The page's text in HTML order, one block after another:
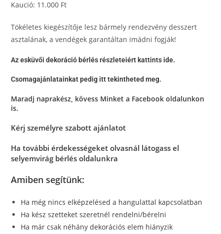
Kaució: 11.000 Ft
Tökéletes kiegészítője lesz bármely rendezvény desszert
asztalának, a vendégek garantáltan imádni fogják!
Az esküvői dekoráció bérlés részleteiért kattints ide.
Csomagajánlatainkat pedig itt tekintheted meg.
Maradj naprakész, kövess Minket a Facebook oldalunkon
is.
Kérj személyre szabott ajánlatot
Ha további érdekességeket olvasnál látogass el
selyemvirág bérlés oldalunkra
Amiben segítünk:
Ha még nincs elképzelésed a hangulattal kapcsolatban
Ha kész szetteket szeretnél rendelni/bérelni
Ha már csak néhány dekorációs elem hiányzik